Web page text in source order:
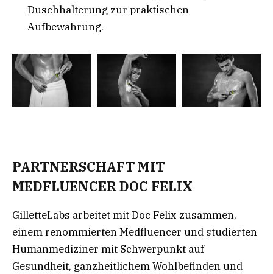
Duschhalterung zur praktischen
Aufbewahrung.
PARTNERSCHAFT MIT
MEDFLUENCER DOC FELIX
GilletteLabs arbeitet mit Doc Felix zusammen,
einem renommierten Medfluencer und studierten
Humanmediziner mit Schwerpunkt auf
Gesundheit, ganzheitlichem Wohlbefinden und